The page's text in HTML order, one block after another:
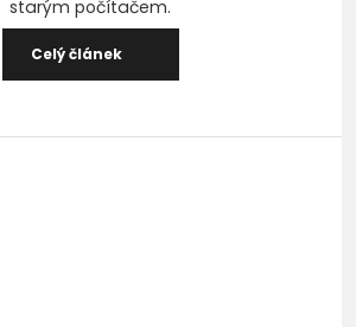
starým počítačem.
Celý článek